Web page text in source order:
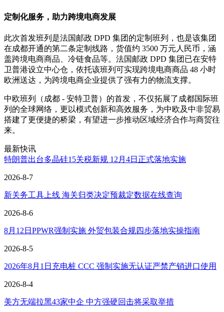
定制化服务，助力跨境电商发展
此次首发班列是法国邮政 DPD 集团的定制班列，也是该集团
在成都开通的第二条定制线路，货值约 3500 万元人民币，涵
盖跨境电商商品、冷链食品等。法国邮政 DPD 集团已在安特
卫普港设立中心仓，依托该班列可实现跨境电商商品 48 小时
欧洲送达，为跨境电商企业提供了强有力的物流支撑。
中欧班列（成都 - 安特卫普）的首发，不仅拓展了成都国际班
列的全球网络，更以模式创新和高效服务，为中欧及中非贸易
搭建了更便捷的桥梁，有望进一步推动区域经济合作与商贸往
来。
最新快讯
特朗普出台多晶硅15关税新规 12月4日正式落地实施
2026-8-7
新关务工具上线 海关归类决定预裁定数据在线查询
2026-8-6
8月12日PPWR强制实施 外贸包装合规四步落地实操指南
2026-8-5
2026年8月1日充电桩 CCC 强制实施无认证严禁产销进口使用
2026-8-4
美方无端拉黑43家中企 中方强硬回击将采取举措